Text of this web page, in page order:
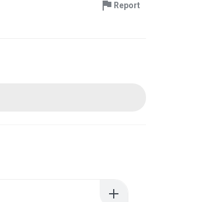
Report